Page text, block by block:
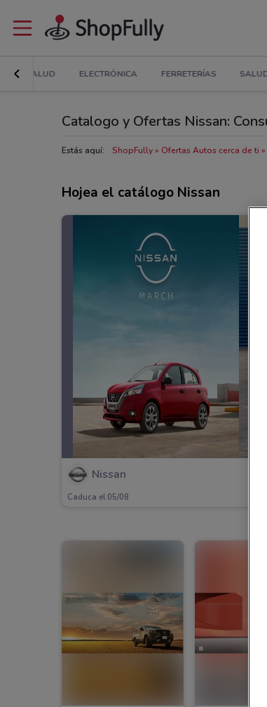
Y SALUD ELECTRÓNICA FERRETERÍAS
Catalogo y Ofertas Nissan:
Estás aquí: ShopFully Ofertas Autos cerca de ti
Hojea el catálogo Nissan
Nissan
Caduca el 05/08